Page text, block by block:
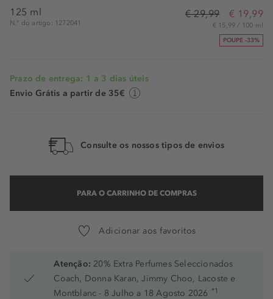
125 ml
N.° do artigo: 1272041
€ 29,99 € 19,99
€ 15,99 / 100 ml
POUPE -33%
Prazo de entrega: 1 a 3 dias úteis
Envio Grátis a partir de 35€
Consulte os nossos tipos de envios
PARA O CARRINHO DE COMPRAS
Adicionar aos favoritos
Atenção: 20% Extra Perfumes Seleccionados
Coach, Donna Karan, Jimmy Choo, Lacoste e
Montblanc - 8 Julho a 18 Agosto 2026 *1